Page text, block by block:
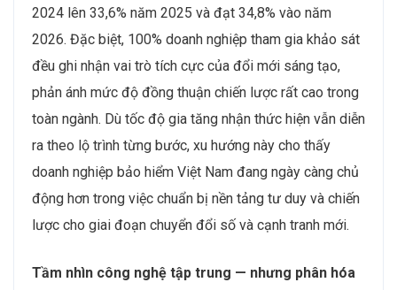
2024 lên 33,6% năm 2025 và đạt 34,8% vào năm
2026. Đặc biệt, 100% doanh nghiệp tham gia khảo sát
đều ghi nhận vai trò tích cực của đổi mới sáng tạo,
phản ánh mức độ đồng thuận chiến lược rất cao trong
toàn ngành. Dù tốc độ gia tăng nhận thức hiện vẫn diễn
ra theo lộ trình từng bước, xu hướng này cho thấy
doanh nghiệp bảo hiểm Việt Nam đang ngày càng chủ
động hơn trong việc chuẩn bị nền tảng tư duy và chiến
lược cho giai đoạn chuyển đổi số và cạnh tranh mới.
Tầm nhìn công nghệ tập trung — nhưng phân hóa